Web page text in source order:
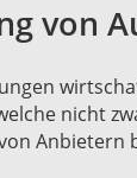
von
nicht
Anbietern